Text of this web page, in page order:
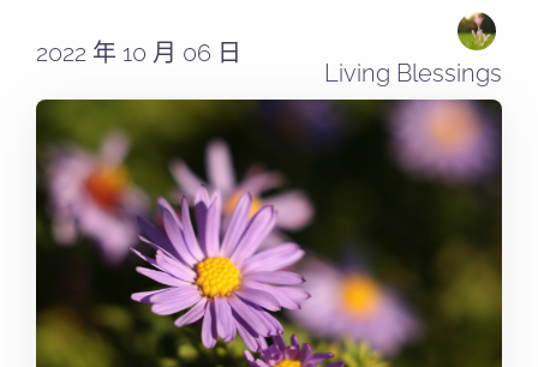
課程報名
for:
2022 年 10 月 06 日
Living Blessings